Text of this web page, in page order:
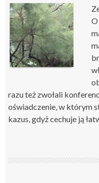
razu też zwołali
oświadczenie, w którym
kazus, gdyż cechuje ją